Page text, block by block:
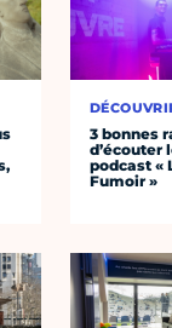
3 bonnes
d’écouter
podcast «
Fumoir »